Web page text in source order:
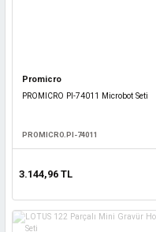
Promicro
PROMICRO PI-74011 Microbot Seti
PROMICRO.PI-74011
3.144,96 TL